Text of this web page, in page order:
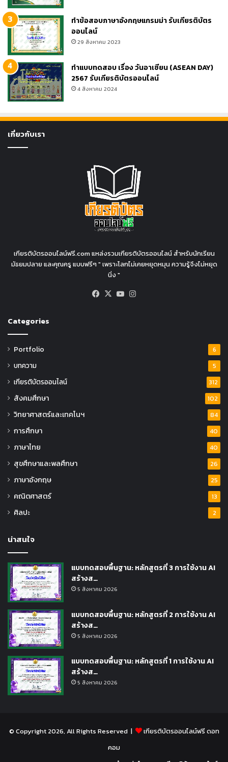
ทำข้อสอบภาษาอังกฤษแกรมม่า รับเกียรติบัตร
ออนไลน์
29 สิงหาคม 2023
ทำแบบทดสอบ เรื่อง วันอาเซียน (ASEAN DAY)
2567 รับเกียรติบัตรออนไลน์
4 สิงหาคม 2024
เกี่ยวกับเรา
เกียรติบัตรออนไลน์ฟรี.com แหล่งรวมเกียรติบัตรออนไลน์ สำหรับนักเรียน
มัธยมปลาย และคุณครู แบบฟรีๆ " เพราะโลกไม่เคยหยุดหมุน ความรู้จึงไม่หยุด
นิ่ง "
Facebook
X YouTube
Categories
Portfolio 6
บทความ 5
เกียรติบัตรออนไลน์ 312
สังคมศึกษา 102
วิทยาศาสตร์และเทคโนฯ 84
การศึกษา 40
ภาษาไทย 40
สุขศึกษาและพลศึกษา 26
ภาษาอังกฤษ 25
คณิตศาสตร์ 13
ศิลปะ 2
น่าสนใจ
แบบทดสอบพื้นฐาน: หลักสูตรที่ 3 การใช้งาน AI
สร้างส…
5 สิงหาคม 2026
แบบทดสอบพื้นฐาน: หลักสูตรที่ 2 การใช้งาน AI
สร้างส…
5 สิงหาคม 2026
แบบทดสอบพื้นฐาน: หลักสูตรที่ 1 การใช้งาน AI
สร้างส…
5 สิงหาคม 2026
© Copyright 2026, All Rights Reserved |
เกียรติบัตรออนไลน์ฟรี ดอท
คอม